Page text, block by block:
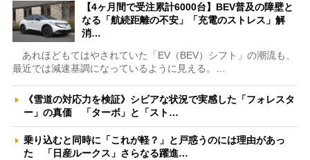
【4ヶ月間で受注累計6000台】BEV普及の障壁と
なる「航続距離の不安」「充電のストレス」解
消…
あれほどもてはやされていた「EV（BEV）シフト」の潮流も、
最近では減速基調になっているように見える。…
《雪道の対応力を検証》シビアな状況で実感した「フォレスタ
ー」の真価 「ターボ」と「スト…
乗り込むと同時に「これが軽？」と戸惑うのには理由があっ
た 「日産ルークス」さらなる躍進…